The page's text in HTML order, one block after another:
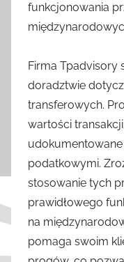
funkcjonowania
Firma Tpadvisory
doradztwie
transferowych.
wartości
podatkowymi.
stosowanie tych
prawidłowego
na
pomaga swoim